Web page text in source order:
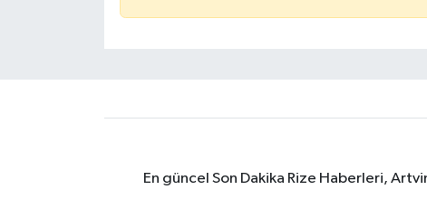
En güncel Son Dakika Rize Haberleri,